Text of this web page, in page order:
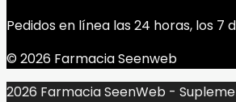
Pedidos en línea las 24 horas, los 7
© 2026 Farmacia Seenweb
2026 Farmacia SeenWeb -